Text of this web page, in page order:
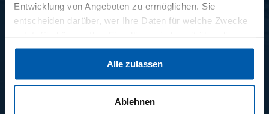
Entwicklung von Angeboten zu ermöglichen. Sie
entscheiden darüber, wer Ihre Daten für welche Zwecke
Cookie-Erklärung oder durch Klicken auf das Privacy
Trigger Symbol ändern oder widerrufen
Alle zulassen
Ablehnen